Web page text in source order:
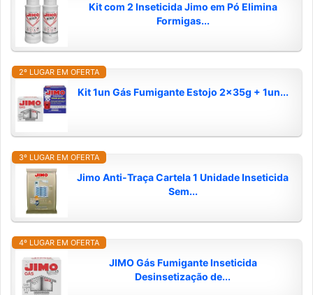
Kit com 2 Inseticida Jimo em Pó Elimina
Formigas...
2º LUGAR EM OFERTA
Kit 1un Gás Fumigante Estojo 2x35g + 1un...
3º LUGAR EM OFERTA
Jimo Anti-Traça Cartela 1 Unidade Inseticida
Sem...
4º LUGAR EM OFERTA
JIMO Gás Fumigante Inseticida
Desinsetização de...